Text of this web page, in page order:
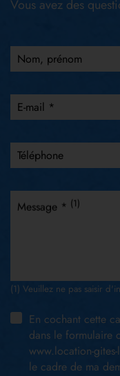
Vous avez des
Nom, prénom
E-mail *
Téléphone
Message * (1)
(1) Veuillez ne pas saisir
En cochant cette
dans le formulaire
www.location-
le cadre de ma